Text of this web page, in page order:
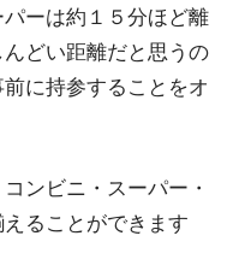
ーは約１５分ほど離
どい距離だと思うの
に持参することをオ
ンビニ・スーパー・
ることができます